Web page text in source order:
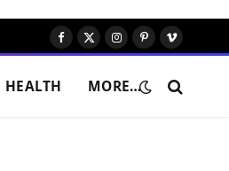
Facebook
X
Instagram
Pinterest
Vimeo
HEALTH MORE…